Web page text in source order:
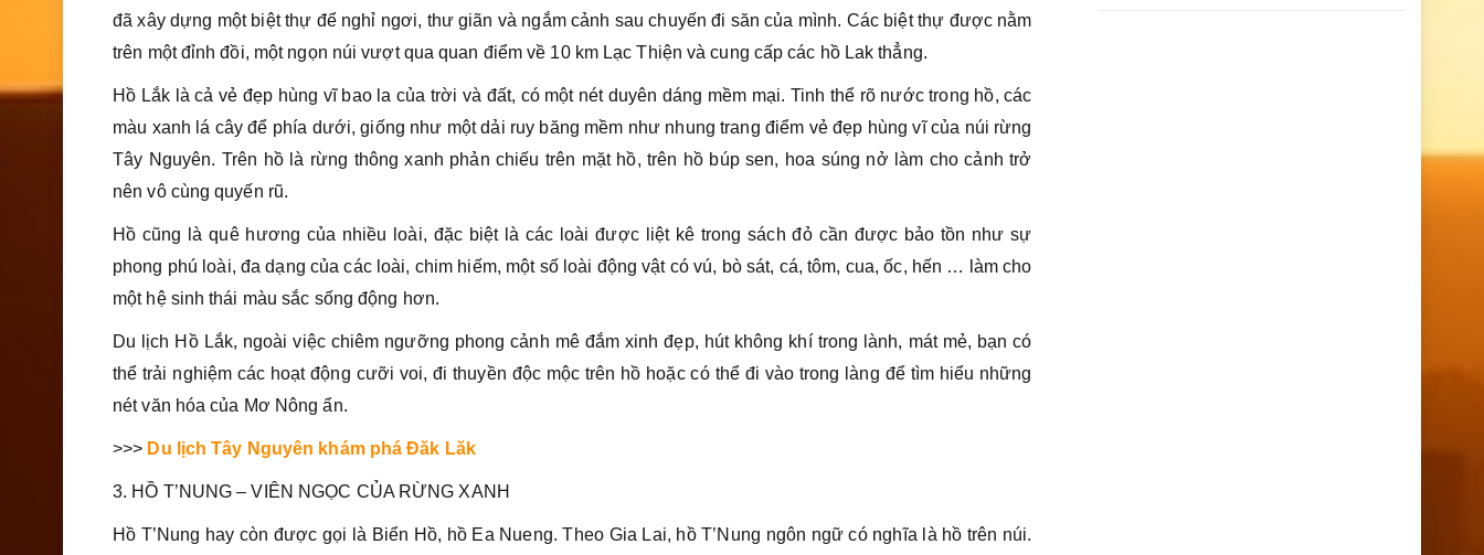
đã xây dựng một biệt thự để nghỉ ngơi, thư giãn và ngắm cảnh sau chuyến đi săn của mình. Các biệt thự được nằm
trên một đỉnh đồi, một ngọn núi vượt qua quan điểm về 10 km Lạc Thiện và cung cấp các hồ Lak thẳng.
Hồ Lắk là cả vẻ đẹp hùng vĩ bao la của trời và đất, có một nét duyên dáng mềm mại. Tinh thể rõ nước trong hồ, các
màu xanh lá cây để phía dưới, giống như một dải ruy băng mềm như nhung trang điểm vẻ đẹp hùng vĩ của núi rừng
Tây Nguyên. Trên hồ là rừng thông xanh phản chiếu trên mặt hồ, trên hồ búp sen, hoa súng nở làm cho cảnh trở
nên vô cùng quyến rũ.
Hồ cũng là quê hương của nhiều loài, đặc biệt là các loài được liệt kê trong sách đỏ cần được bảo tồn như sự
phong phú loài, đa dạng của các loài, chim hiếm, một số loài động vật có vú, bò sát, cá, tôm, cua, ốc, hến … làm cho
một hệ sinh thái màu sắc sống động hơn.
Du lịch Hồ Lắk, ngoài việc chiêm ngưỡng phong cảnh mê đắm xinh đẹp, hút không khí trong lành, mát mẻ, bạn có
thể trải nghiệm các hoạt động cưỡi voi, đi thuyền độc mộc trên hồ hoặc có thể đi vào trong làng để tìm hiểu những
nét văn hóa của Mơ Nông ẩn.
>>> Du lịch Tây Nguyên khám phá Đăk Lăk
3. HỒ T’NUNG – VIÊN NGỌC CỦA RỪNG XANH
Hồ T’Nung hay còn được gọi là Biển Hồ, hồ Ea Nueng. Theo Gia Lai, hồ T’Nung ngôn ngữ có nghĩa là hồ trên núi.